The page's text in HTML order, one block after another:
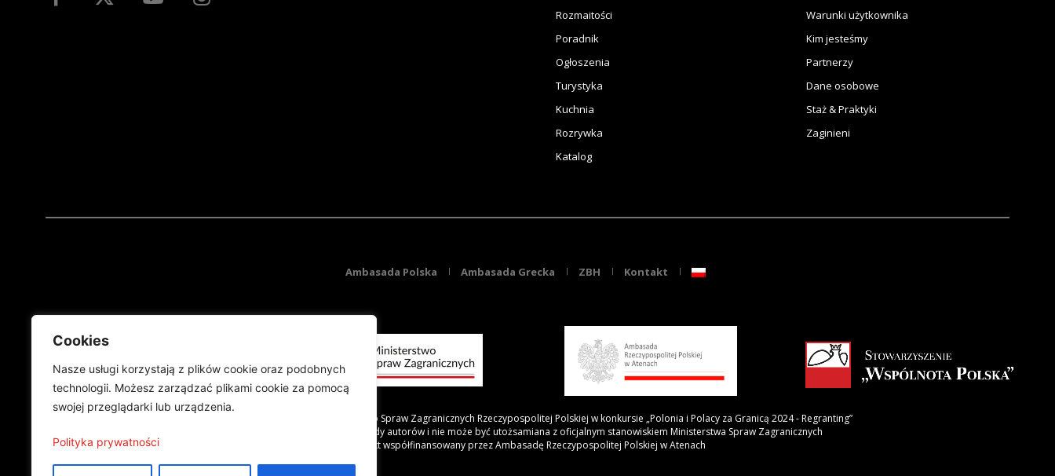
Cookies
Nasze usługi korzystają z plików cookie oraz podobnych
technologii. Możesz zarządzać plikami cookie za pomocą
swojej przeglądarki lub urządzenia.
Polityka prywatności
Rozmaitości
Poradnik
Ogłoszenia
Turystyka
Kuchnia
Rozrywka
Katalog
Warunki użytkownika
Kim jesteśmy
Partnerzy
Dane osobowe
Staż & Praktyki
Zaginieni
Ambasada Polska Ambasada Grecka ZBH Kontakt
Projekt finansowany przez Ministerstwo Spraw Zagranicznych Rzeczypospolitej Polskiej w konkursie „Polonia i Polacy za Granicą 2024 - Regranting”
Publikacja wyraża jedynie poglądy autorów i nie może być utożsamiana z oficjalnym stanowiskiem Ministerstwa Spraw Zagranicznych
Projekt współfinansowany przez Ambasadę Rzeczypospolitej Polskiej w Atenach